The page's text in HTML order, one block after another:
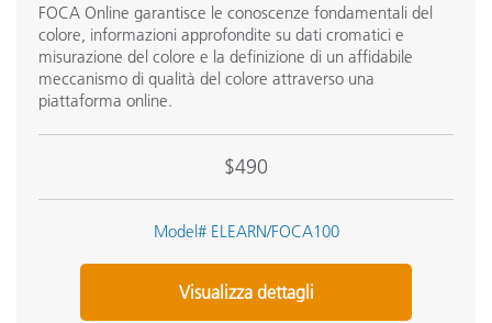
FOCA Online garantisce le conoscenze fondamentali del
colore, informazioni approfondite su dati cromatici e
misurazione del colore e la definizione di un affidabile
meccanismo di qualità del colore attraverso una
piattaforma online.
$490
Model# ELEARN/FOCA100
Visualizza dettagli